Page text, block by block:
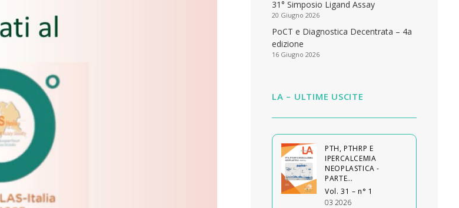
31° Simposio Ligand Assay
20 Giugno 2026
PoCT e Diagnostica Decentrata – 4a
edizione
16 Giugno 2026
LA – ULTIME USCITE
PTH, PTHRP E
IPERCALCEMIA
NEOPLASTICA -
PARTE…
Vol. 31 – n° 1
03 2026